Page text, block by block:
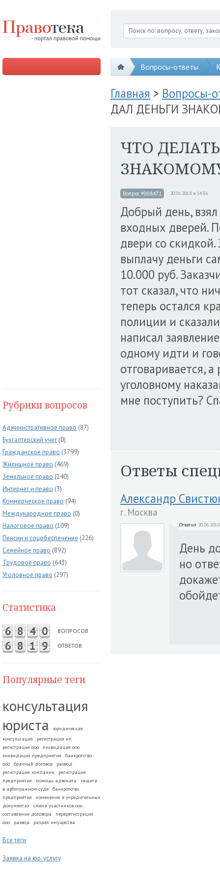
Вопросы-ответы
Рубрики вопросов
Административное право (87)
Бухгалтерский учет (0)
Гражданское право (3799)
Жилищное право (469)
Земельное право (140)
Интернет и право (3)
Коммерческое право (94)
Международное право (0)
Налоговое право (109)
Пенсии и соцобеспечение (226)
Семейное право (892)
Трудовое право (643)
Уголовное право (297)
Статистика
6 8 4 0 ВОПРОСОВ
6 8 1 9 ОТВЕТОВ
Популярные теги
консультация
юриста
юридическая
консультация
регистрация ип
регистрация ооо
ликвидация ооо
ликвидация предприятия
банкротство
ооо
брачный договор
развод.
регистрация компании
регистрация
предприятия
помощь адвоката
защита
в арбитражном суде
банкротство
предприятия
изменения в учредительных
документах
смена участников ооо
составление договора
перерегистрация
ооо
развод раздел имущества
Все теги
Заявка на юр. услугу
Главная > Вопросы-
ДАЛ ДЕНЬГИ
ЧТО
Вопрос #008471 20.06.2018 в 14:56
Добрый день, взял
входных дверей.
двери со скидкой.
выплачу деньги
10.000 руб.
тот сказал, что
теперь остался
полиции и
написал
одному идти и
отговаривается,
уголовному
мне поступить?
Ответы
Александр
г. Москва
Ответил
День
но